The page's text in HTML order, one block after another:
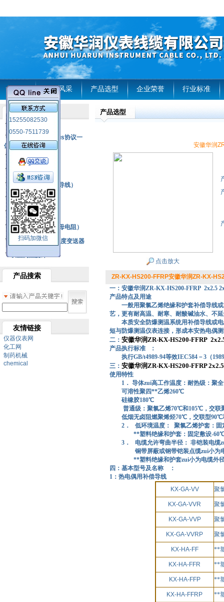
首页 企业风采 产品选型 企业荣誉 行业标准
15255082530
0550-7511739
扫码加微信
产品列表
RS485通讯modbus协议一
体化现场智能仪表
热电偶
压力式温度计
热电偶补偿电缆（导线）
振动传感器
热电阻
铂热电阻元件（云母电阻）
SBW系列一体化温度变送器
双金属温度计
产品搜索
友情链接
仪器仪表网
化工网
制药机械
chemical
产品选型
安徽华润
点击放大
ZR-KX-HS200-FFRP安徽华润ZR-KX-
一：安徽华润ZR-KX-HS200-FFRP 2x2.5
产品特点及用途
一般用聚氯乙烯绝缘和护套补偿导线
艺，更有耐高温、耐寒、耐酸碱油水、不
本质安全防爆测温系统用补偿导线或
短与防爆测温仪表连接，形成本安热电偶
二： 安徽华润ZR-KX-HS200-FFRP
产品执行标准 ：
执行GB/t4989-94等效IEC584－3（
三： 安徽华润ZR-KX-HS200-FFRP
使用特性
1． 导体zui高工作温度：耐热级：聚全
可溶性聚四**乙烯260℃
硅橡胶180℃
普通级：聚氯乙烯70℃和105℃，交联
低烟无卤阻燃聚烯烃70℃，交联型90℃
2．
低环境温度：
聚氯乙烯护套：
**塑料绝缘和护套：固定敷设-60℃
3．
电缆允许弯曲半径： 非铠装电缆
铜带屏蔽或钢带铠装点缆zui小为电
**塑料绝缘和护套zui小为电缆外
四：基本型号及名称 ：
1：热电偶用补偿导线
KX-GA-VV
聚
KX-GA-VVR 聚
KX-GA-VVP 聚
KX-GA-VVRP 聚
KX-HA-FF **
KX-HA-FFR **
KX-HA-FFP **
KX-HA-FFRP **